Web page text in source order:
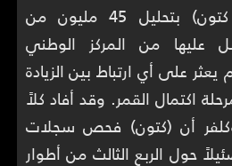
قام الفلكي (دانيال كتون) بتحليل 45 مليون من
عليها من المركز الوطني
على أي ارتباط بين الزيادة
اكتمال القمر. وقد أفاد كلاً
أن (كتون) فحص سجلات
حول الربع الثالث من أطوار